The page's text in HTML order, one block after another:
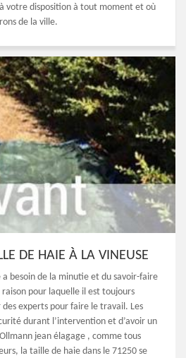
votre disposition à tout moment et où
de la ville.
DE HAIE À LA VINEUSE
besoin de la minutie et du savoir-faire
raison pour laquelle il est toujours
experts pour faire le travail. Les
durant l’intervention et d’avoir un
jean élagage , comme tous
la taille de haie dans le 71250 se